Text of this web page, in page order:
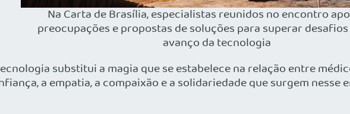
Na Carta de Brasília, especialistas reunidos no encontro
preocupações e propostas de soluções para superar
avanço da tecnologia
substitui a magia que se estabelece na relação entre
a empatia, a compaixão e a solidariedade que surgem